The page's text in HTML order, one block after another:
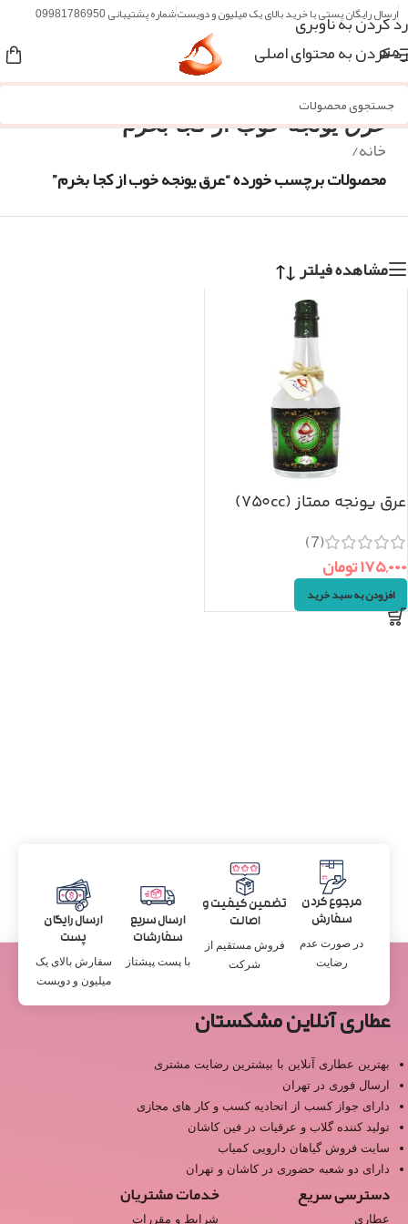
رد کردن به ناوبری
رد کردن به محتوای اصلی
ارسال رایگان پستی با خرید بالای یک میلیون و دویستشماره پشتیبانی 09981786950
منو
عرق یونجه خوب از کجا بخرم
خانه/
محصولات برچسب خورده “عرق یونجه خوب از کجا بخرم”
مشاهده فیلتر
عرق یونجه ممتاز (۷۵۰cc)
(7)
۱۷۵,۰۰۰تومان
افزودن به سبد خرید
مرجوع کردن
سفارش
در صورت عدم
رضایت
تضمین کیفیت و
اصالت
فروش مستقیم از
شرکت
ارسال سریع
سفارشات
با پست پیشتاز
ارسال رایگان
پست
سفارش بالای یک
میلیون و دویست
عطاری آنلاین مشکستان
بهترین عطاری آنلاین با بیشترین رضایت مشتری
ارسال فوری در تهران
دارای جواز کسب از اتحادیه کسب و کار های مجازی
تولید کننده گلاب و عرقیات در فین کاشان
سایت فروش گیاهان دارویی کمیاب
دارای دو شعبه حضوری در کاشان و تهران
دسترسی سریع
عطاری
خدمات مشتریان
شرایط و مقررات